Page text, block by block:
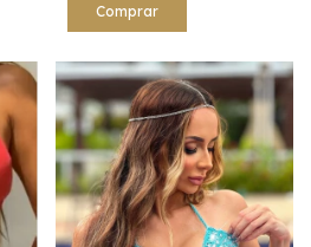
Comprar